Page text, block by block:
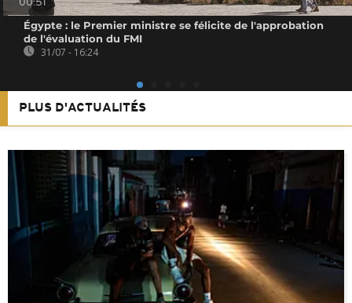
00:51
Égypte : le Premier ministre se félicite de l'approbation
de l'évaluation du FMI
31/07 - 16:24
PLUS D'ACTUALITÉS